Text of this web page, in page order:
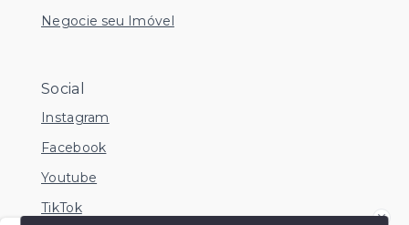
Negocie seu Imóvel
Social
Instagram
Facebook
Youtube
TikTok